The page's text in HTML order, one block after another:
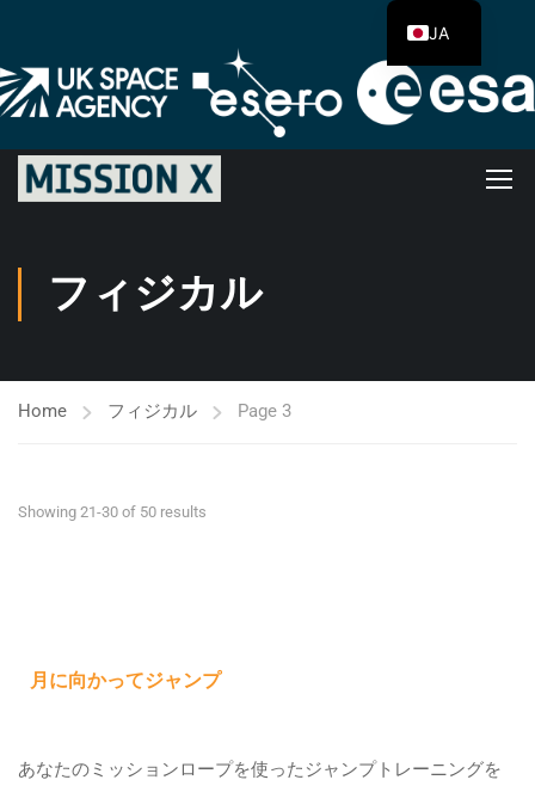
フィジカル
Home フィジカル Page 3
Showing 21-30 of 50 results
月に向かってジャンプ
あなたのミッションロープを使ったジャンプトレーニングを
JA